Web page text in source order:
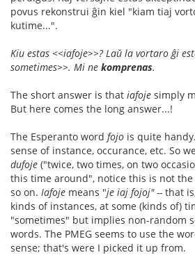
povus rekonstrui ĝin kiel "kiam tiaj
kutime...".
Kiu estas <<iafoje>>? Laŭ la vortaro ĝi
sometimes>>. Mi ne komprenas.
The short answer is that iafoje simply
But here comes the long answer...!
The Esperanto word fojo is quite
sense of instance, occurance, etc. So
dufoje ("twice, two times, on two
this time around", notice this is not the
so on. Iafoje means "je iaj fojoj" -- that
kinds of instances, at some (kinds of)
"sometimes" but implies non-random
words. The PMEG seems to use the
sense; that's were I picked it up from.